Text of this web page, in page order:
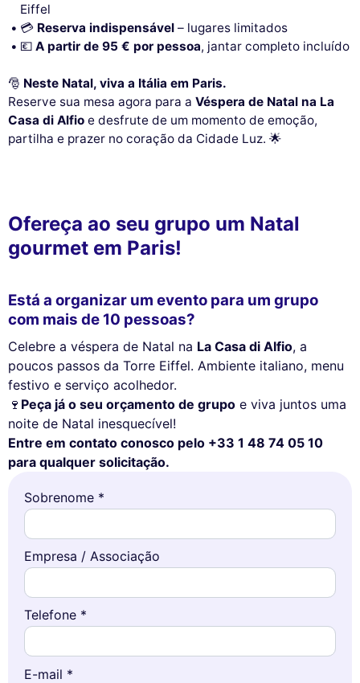
Eiffel
💳 Reserva indispensável – lugares limitados
💶A partir de 95 € por pessoa, jantar completo incluído
🎅 Neste Natal, viva a Itália em Paris.
Reserve sua mesa agora para a Véspera de Natal na La
Casa di Alfio e desfrute de um momento de emoção,
partilha e prazer no coração da Cidade Luz. 🌟
Ofereça ao seu grupo um Natal
gourmet em Paris!
Está a organizar um evento para um grupo
com mais de 10 pessoas?
Celebre a véspera de Natal na La Casa di Alfio, a
poucos passos da Torre Eiffel. Ambiente italiano, menu
festivo e serviço acolhedor.
🍷 Peça já o seu orçamento de grupo e viva juntos uma
noite de Natal inesquecível!
Entre em contato conosco pelo +33 1 48 74 05 10
para qualquer solicitação.
Sobrenome *
Empresa / Associação
Telefone *
E-mail *